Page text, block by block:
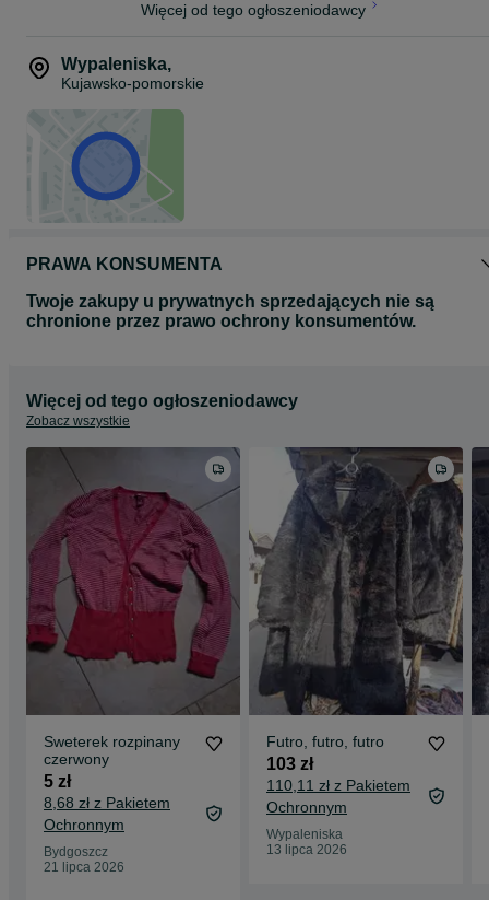
Więcej od tego ogłoszeniodawcy
Wypaleniska,
Kujawsko-pomorskie
PRAWA KONSUMENTA
Twoje zakupy u prywatnych sprzedających nie są
chronione przez prawo ochrony konsumentów.
Więcej od tego ogłoszeniodawcy
Zobacz wszystkie
Sweterek rozpinany
czerwony
5 zł
8,68 zł z Pakietem
Ochronnym
Bydgoszcz
21 lipca 2026
Futro, futro, futro
103 zł
110,11 zł z Pakietem
Ochronnym
Wypaleniska
13 lipca 2026